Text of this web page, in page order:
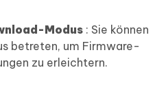
Modus : Sie können
betreten, um Firmware-
zu erleichtern.